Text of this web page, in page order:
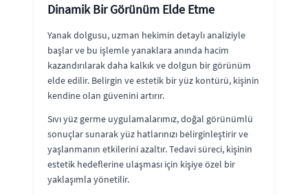
Dinamik Bir Görünüm Elde Etme
Yanak dolgusu, uzman hekimin detaylı analiziyle
başlar ve bu işlemle yanaklara anında hacim
kazandırılarak daha kalkık ve dolgun bir görünüm
elde edilir. Belirgin ve estetik bir yüz kontürü, kişinin
kendine olan güvenini artırır.
Sıvı yüz germe uygulamalarımız, doğal görünümlü
sonuçlar sunarak yüz hatlarınızı belirginleştirir ve
yaşlanmanın etkilerini azaltır. Tedavi süreci, kişinin
estetik hedeflerine ulaşması için kişiye özel bir
yaklaşımla yönetilir.